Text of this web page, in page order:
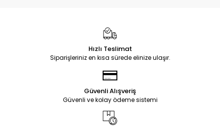
Hızlı Teslimat
Siparişleriniz en kısa sürede elinize ulaşır.
Güvenli Alışveriş
Güvenli ve kolay ödeme sistemi